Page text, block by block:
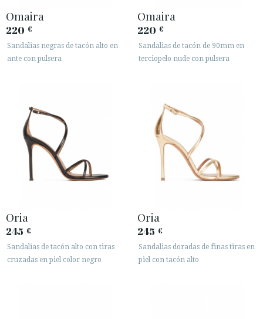
Omaira
220 €
Sandalias negras de tacón alto en
ante con pulsera
Omaira
220 €
Sandalias de tacón de 90mm en
terciopelo nude con pulsera
Oria
245 €
Sandalias de tacón alto con tiras
cruzadas en piel color negro
Oria
245 €
Sandalias doradas de finas tiras en
piel con tacón alto